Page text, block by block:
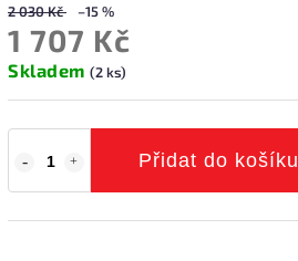
2 030 Kč –15 %
1 707 Kč
Skladem (2 ks)
Přidat do košíku